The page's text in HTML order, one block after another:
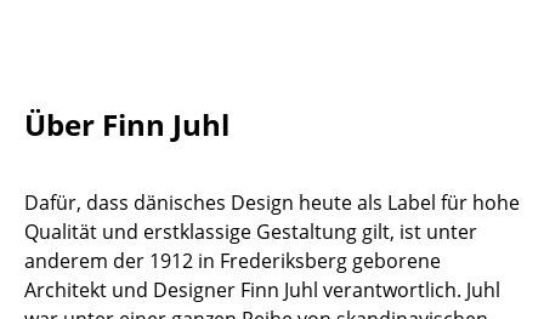
... alle Tische
Regale & Schränke
Bücherregale
Über Finn Juhl
Dafür, dass dänisches Design heute als Label für hohe
Qualität und erstklassige Gestaltung gilt, ist unter
anderem der 1912 in Frederiksberg geborene
Architekt und Designer Finn Juhl verantwortlich. Juhl